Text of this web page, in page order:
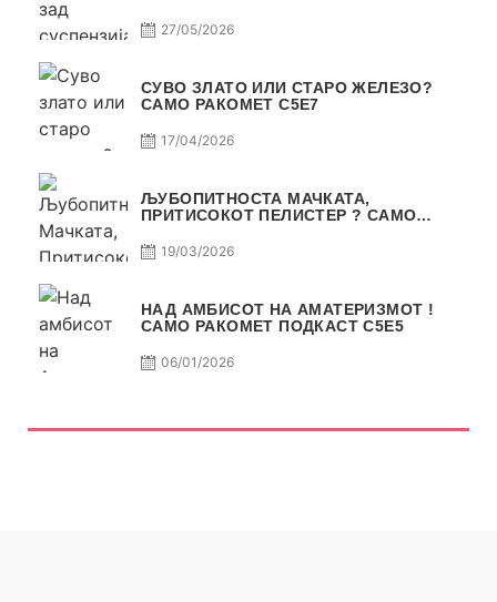
27/05/2026
СУВО ЗЛАТО ИЛИ СТАРО ЖЕЛЕЗО?
САМО РАКОМЕТ С5Е7
17/04/2026
ЉУБОПИТНОСТА МАЧКАТА,
ПРИТИСОКОТ ПЕЛИСТЕР ? САМО
19/03/2026
НАД АМБИСОТ НА АМАТЕРИЗМОТ !
САМО РАКОМЕТ ПОДКАСТ С5E5
06/01/2026